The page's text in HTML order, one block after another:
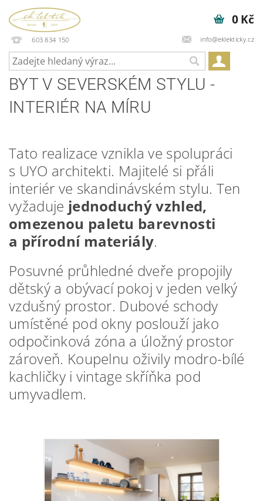
603 834 150 info@eklekticky.cz
0 Kč
BYT V SEVERSKÉM STYLU -
INTERIÉR NA MÍRU
Tato realizace vznikla ve spolupráci
s UYO architekti. Majitelé si přáli
interiér ve skandinávském stylu. Ten
vyžaduje jednoduchý vzhled,
omezenou paletu barevnosti
a přírodní materiály.
Posuvné průhledné dveře propojily
dětský a obývací pokoj v jeden velký
vzdušný prostor. Dubové schody
umístěné pod okny poslouží jako
odpočinková zóna a úložný prostor
zároveň. Koupelnu oživily modro-bílé
kachličky i vintage skříňka pod
umyvadlem.